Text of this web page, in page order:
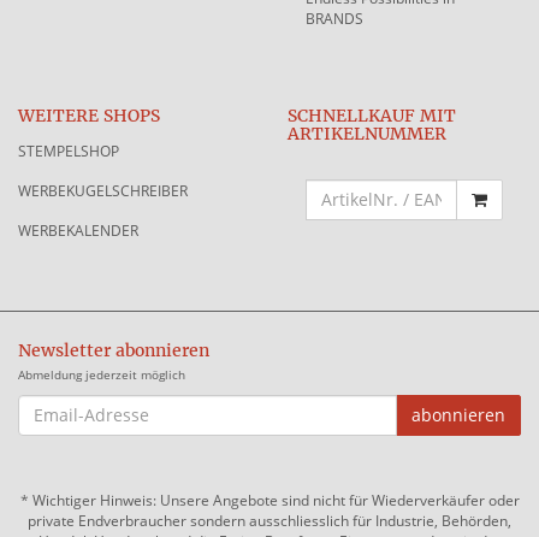
BRANDS
WEITERE SHOPS
STEMPELSHOP
WERBEKUGELSCHREIBER
WERBEKALENDER
SCHNELLKAUF MIT
ARTIKELNUMMER
Newsletter abonnieren
Abmeldung jederzeit möglich
EMAIL-
ADRESSE
abonnieren
* Wichtiger Hinweis: Unsere Angebote sind nicht für Wiederverkäufer oder
private Endverbraucher sondern ausschliesslich für Industrie, Behörden,